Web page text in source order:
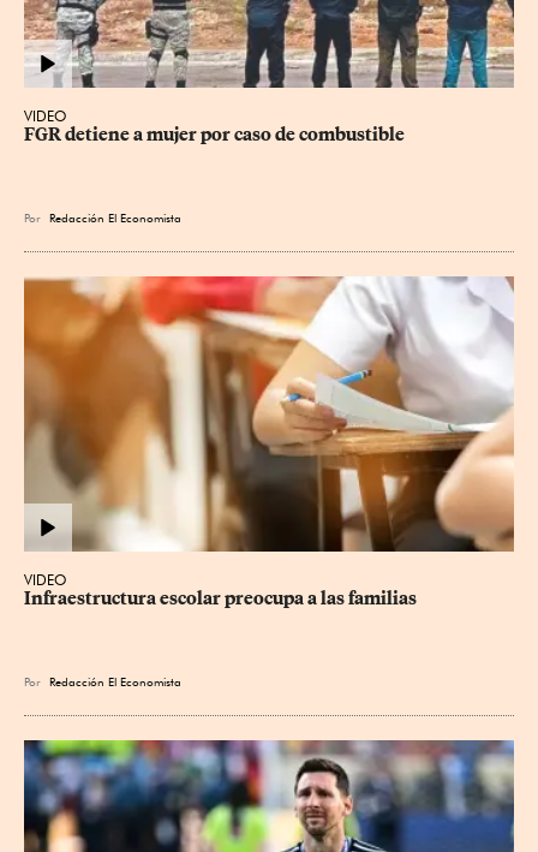
VIDEO
FGR detiene a mujer por caso de combustible
Por Redacción El Economista
VIDEO
Infraestructura escolar preocupa a las familias
Por Redacción El Economista